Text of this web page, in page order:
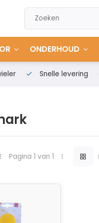
ONDERHOUD
Snelle levering
Pagina 1 van 1